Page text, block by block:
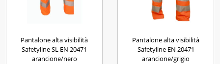
Pantalone alta visibilità
Safetyline SL EN 20471
arancione/nero
Pantalone alta visibilità
Safetyline EN 20471
arancione/grigio